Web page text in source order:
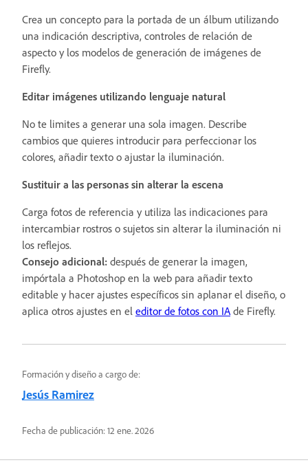
Crea un concepto para la portada de un álbum utilizando
una indicación descriptiva, controles de relación de
aspecto y los modelos de generación de imágenes de
Firefly.
Editar imágenes utilizando lenguaje natural
No te limites a generar una sola imagen. Describe
cambios que quieres introducir para perfeccionar los
colores, añadir texto o ajustar la iluminación.
Sustituir a las personas sin alterar la escena
Carga fotos de referencia y utiliza las indicaciones para
intercambiar rostros o sujetos sin alterar la iluminación ni
los reflejos.
Consejo adicional: después de generar la imagen,
impórtala a Photoshop en la web para añadir texto
editable y hacer ajustes específicos sin aplanar el diseño, o
aplica otros ajustes en el editor de fotos con IAde Firefly.
Formación y diseño a cargo de:
Jesús Ramirez
Fecha de publicación:12 ene. 2026